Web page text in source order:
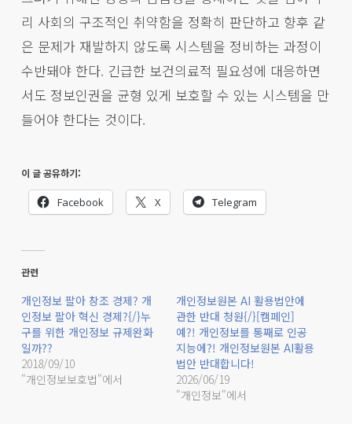
리 사회의 구조적인 취약함을 정확히 판단하고 향후 같
은 문제가 재발하지 않도록 시스템을 정비하는 과정이
수반돼야 한다. 긴급한 보건의료적 필요성에 대응하면
서도 정보인권을 균형 있게 보호할 수 있는 시스템을 만
들어야 한다는 것이다.
이 글 공유하기:
Facebook X Telegram
관련
개인정보 팔아 창조 경제? 개
인정보 팔아 혁신 경제?{/}누
구를 위한 개인정보 규제완화
일까??
2018/09/10
"개인정보보호법"에서
개인정보원본 AI 활용법안에
관한 반대 청원{/}[캠페인]
예?! 개인정보를 통째로 인공
지능에?! 개인정보원본 AI활용
법안 반대합니다!
2026/06/19
"개인정보"에서